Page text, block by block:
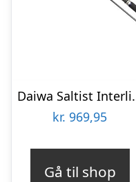
Daiwa
kr. 969,95
Gå til shop